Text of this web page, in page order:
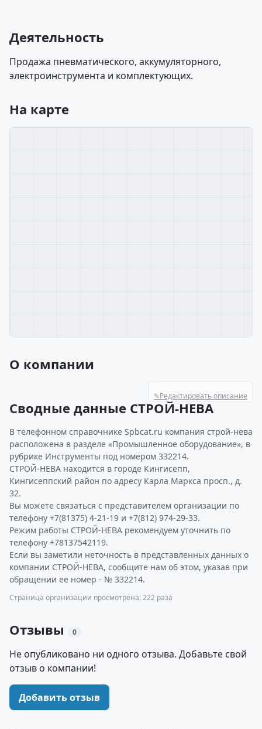
Деятельность
Продажа пневматического, аккумуляторного,
электроинструмента и комплектующих.
На карте
О компании
✎Редактировать описание
Сводные данные СТРОЙ-НЕВА
В телефонном справочнике Spbcat.ru компания строй-нева
расположена в разделе «Промышленное оборудование», в
рубрике Инструменты под номером 332214.
СТРОЙ-НЕВА находится в городе Кингисепп,
Кингисеппский район по адресу Карла Маркса просп., д.
32.
Вы можете связаться с представителем организации по
телефону +7(81375) 4-21-19 и +7(812) 974-29-33.
Режим работы СТРОЙ-НЕВА рекомендуем уточнить по
телефону +78137542119.
Если вы заметили неточность в представленных данных о
компании СТРОЙ-НЕВА, сообщите нам об этом, указав при
обращении ее номер - № 332214.
Страница организации просмотрена: 222 раза
Отзывы 0
Не опубликовано ни одного отзыва. Добавьте свой
отзыв о компании!
Добавить отзыв